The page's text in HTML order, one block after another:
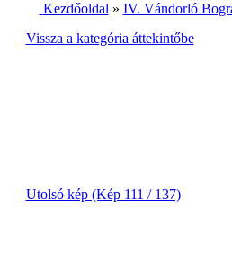
Kezdőoldal » IV. Vándorló
Vissza a kategória áttekintőbe
Utolsó kép (Kép 111 / 137)